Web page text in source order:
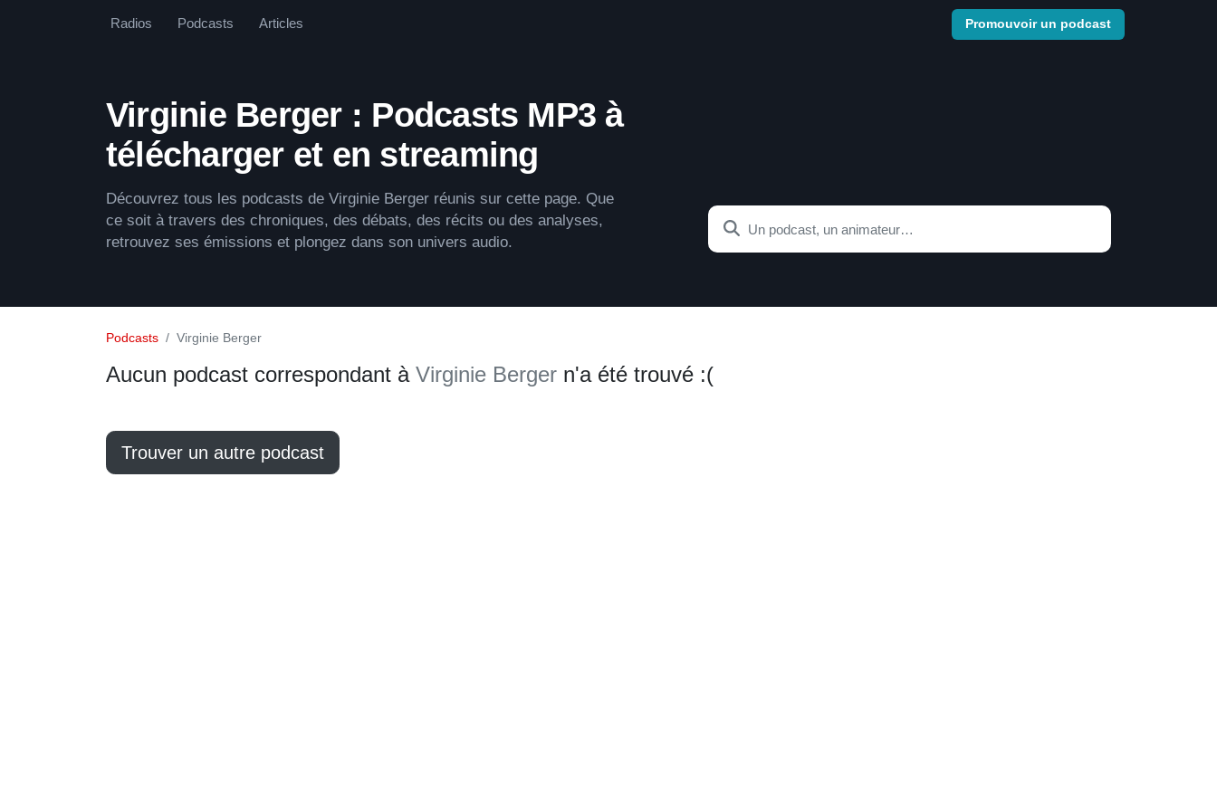
Radios Podcasts Articles Promouvoir un podcast
Virginie Berger : Podcasts MP3 à
télécharger et en streaming
Découvrez tous les podcasts de Virginie Berger réunis sur cette page. Que
ce soit à travers des chroniques, des débats, des récits ou des analyses,
retrouvez ses émissions et plongez dans son univers audio.
Podcasts Virginie Berger
Aucun podcast correspondant à Virginie Berger n'a été trouvé :(
Trouver un autre podcast